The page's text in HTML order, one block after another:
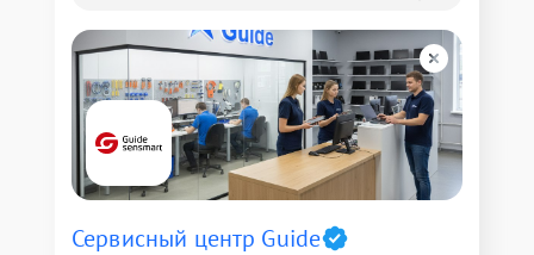
Сервисный центр Guide